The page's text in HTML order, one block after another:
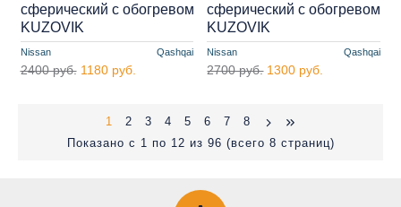
Nissan Qashqai
сферический с обогревом
KUZOVIK
2400 руб. 1180 руб.
Nissan Qashqai
сферический с обогревом
KUZOVIK
2700 руб. 1300 руб.
1 2 3 4 5 6 7
8
Показано с 1 по 12 из 96 (всего 8 страниц)